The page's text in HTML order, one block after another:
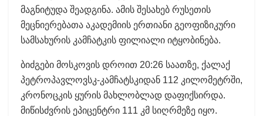
მაგნიტუდა შეადგინა. ამის შესახებ რუსეთის
მეცნიერებათა აკადემიის ერთიანი გეოფიზიკური
სამსახურის კამჩატკის ფილიალი იტყობინება.
ბიძგები მოსკოვის დროით 20:26 საათზე, ქალაქ
პეტროპავლოვსკ-კამჩატსკიდან 112 კილომეტრში,
კრონოცკის ყურის მახლობლად დაფიქსირდა.
მიწისძვრის ეპიცენტრი 111 კმ სიღრმეზე იყო.